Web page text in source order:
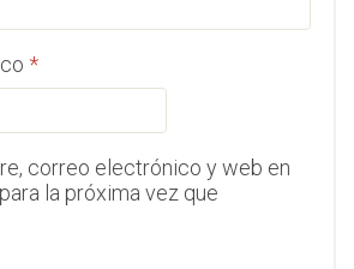
*
correo electrónico y web en
la próxima vez que